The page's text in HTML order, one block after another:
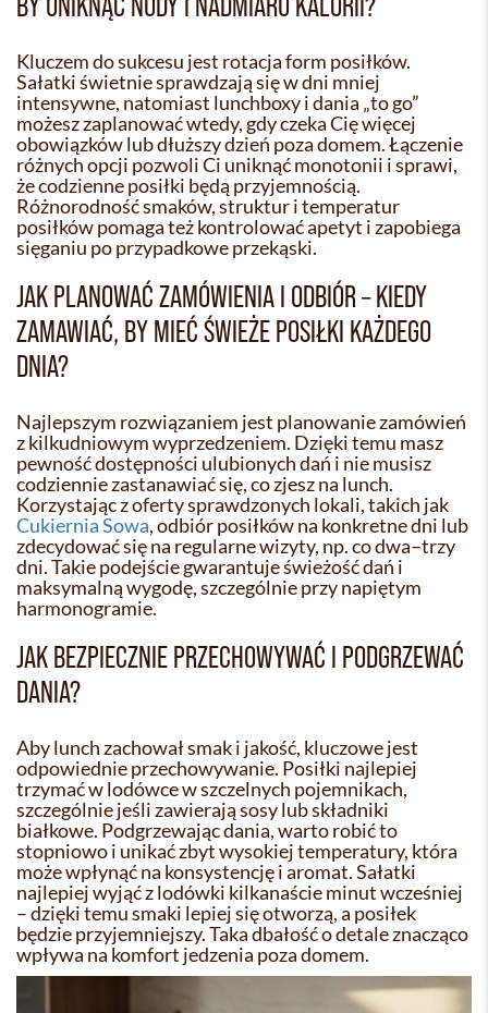
Kluczem do sukcesu jest rotacja form posiłków.
Sałatki świetnie sprawdzają się w dni mniej
intensywne, natomiast lunchboxy i dania „to go”
możesz zaplanować wtedy, gdy czeka Cię więcej
obowiązków lub dłuższy dzień poza domem. Łączenie
różnych opcji pozwoli Ci uniknąć monotonii i sprawi,
że codzienne posiłki będą przyjemnością.
Różnorodność smaków, struktur i temperatur
posiłków pomaga też kontrolować apetyt i zapobiega
sięganiu po przypadkowe przekąski.
JAK PLANOWAĆ ZAMÓWIENIA I ODBIÓR – KIEDY
ZAMAWIAĆ, BY MIEĆ ŚWIEŻE POSIŁKI KAŻDEGO
DNIA?
Najlepszym rozwiązaniem jest planowanie zamówień
z kilkudniowym wyprzedzeniem. Dzięki temu masz
pewność dostępności ulubionych dań i nie musisz
codziennie zastanawiać się, co zjesz na lunch.
Korzystając z oferty sprawdzonych lokali, takich jak
Cukiernia Sowa, odbiór posiłków na konkretne dni lub
zdecydować się na regularne wizyty, np. co dwa–trzy
dni. Takie podejście gwarantuje świeżość dań i
maksymalną wygodę, szczególnie przy napiętym
harmonogramie.
JAK BEZPIECZNIE PRZECHOWYWAĆ I PODGRZEWAĆ
DANIA?
Aby lunch zachował smak i jakość, kluczowe jest
odpowiednie przechowywanie. Posiłki najlepiej
trzymać w lodówce w szczelnych pojemnikach,
szczególnie jeśli zawierają sosy lub składniki
białkowe. Podgrzewając dania, warto robić to
stopniowo i unikać zbyt wysokiej temperatury, która
może wpłynąć na konsystencję i aromat. Sałatki
najlepiej wyjąć z lodówki kilkanaście minut wcześniej
– dzięki temu smaki lepiej się otworzą, a posiłek
będzie przyjemniejszy. Taka dbałość o detale znacząco
wpływa na komfort jedzenia poza domem.